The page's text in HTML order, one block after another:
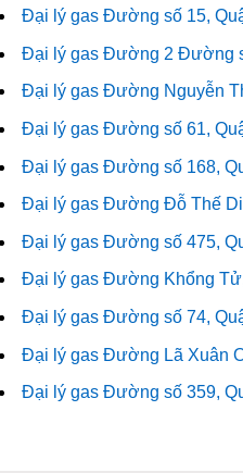
Đại lý gas Đường số 15,
Đại lý gas Đường 2 Đường
Đại lý gas Đường Nguyễn
Đại lý gas Đường số 61,
Đại lý gas Đường số 168,
Đại lý gas Đường Đỗ Thế
Đại lý gas Đường số 475,
Đại lý gas Đường Khổng
Đại lý gas Đường số 74,
Đại lý gas Đường Lã Xuân
Đại lý gas Đường số 359,